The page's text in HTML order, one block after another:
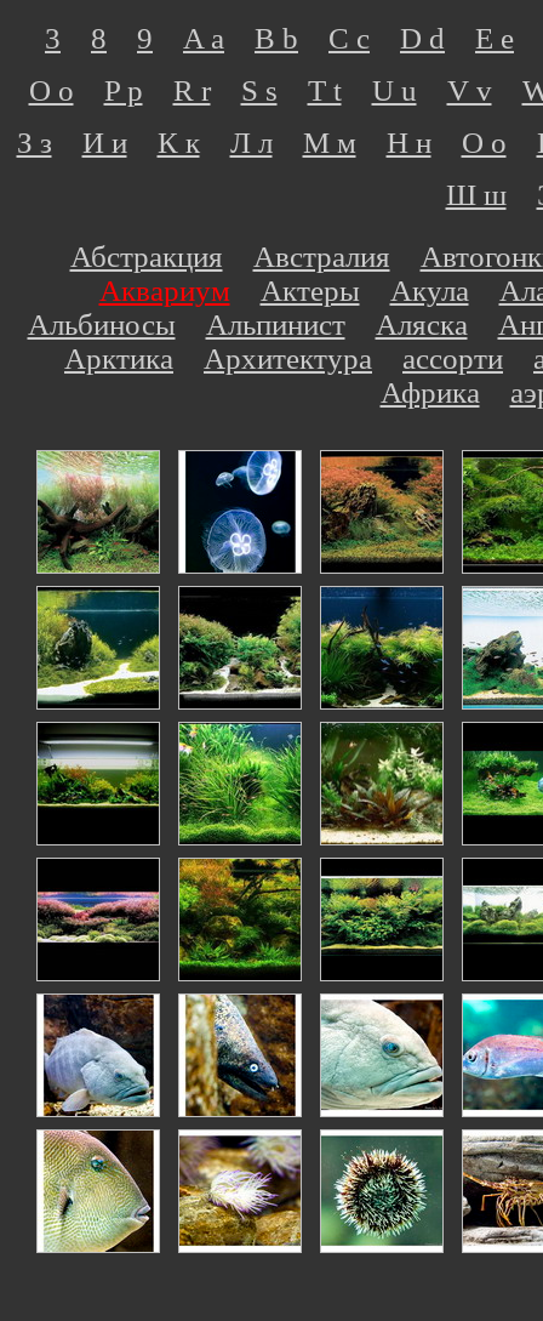
3 8 9 A a B b C c D d
E e
O o
P p R r S s T t U u V v
З з
И и К к Л л М м Н н О о
Ш ш
Абстракция
Австралия
Аквариум
Актеры Акула
Альбиносы
Альпинист Аляска
Арктика
Архитектура ассорти
Африка